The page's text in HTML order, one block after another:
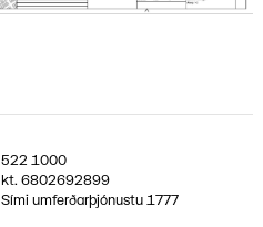
522 1000
kt.6802692899
Sími umferðarþjónustu1777